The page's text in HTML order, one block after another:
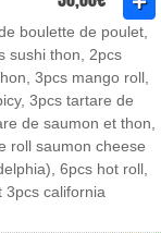
boulette de poulet,
sushi thon, 2pcs
3pcs mango roll,
3pcs tartare de
de saumon et thon,
roll saumon cheese
6pcs hot roll,
3pcs california